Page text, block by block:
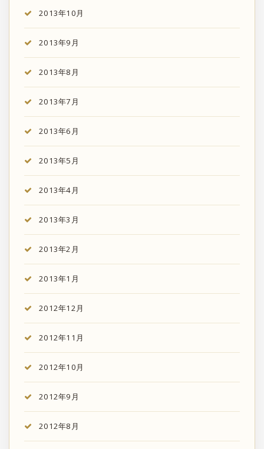
2013年10月
2013年9月
2013年8月
2013年7月
2013年6月
2013年5月
2013年4月
2013年3月
2013年2月
2013年1月
2012年12月
2012年11月
2012年10月
2012年9月
2012年8月